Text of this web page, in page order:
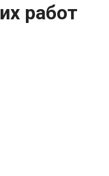
работ